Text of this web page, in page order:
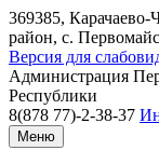
369385, Карачаево-
район, с.
Версия для
Администрация
Республики
8(878 77)-2-38-37
Меню